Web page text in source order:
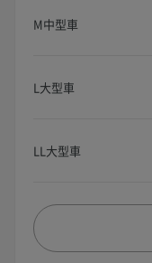
M中型車
L大型車
LL大型車